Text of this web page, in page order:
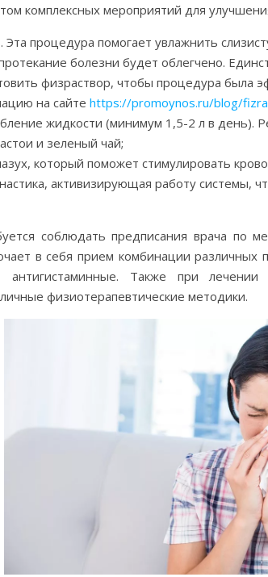
комплексных мероприятий для
процедура помогает увлажнить
болезни будет облегчено.
физраствор, чтобы процедура была
на сайте https://promoynos.ru/blog/
жидкости (минимум 1,5-2 л в день).
и зеленый чай;
который поможет стимулировать
активизирующая работу системы,
соблюдать предписания врача по
в себя прием комбинации различных
антигистаминные. Также при лечении
физиотерапевтические методики.